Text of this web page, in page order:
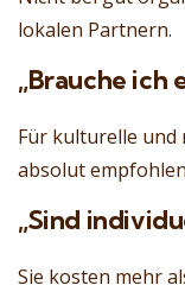
lokalen Partnern.
„Brauche ich
Für kulturelle und
absolut
„Sind
Sie kosten mehr